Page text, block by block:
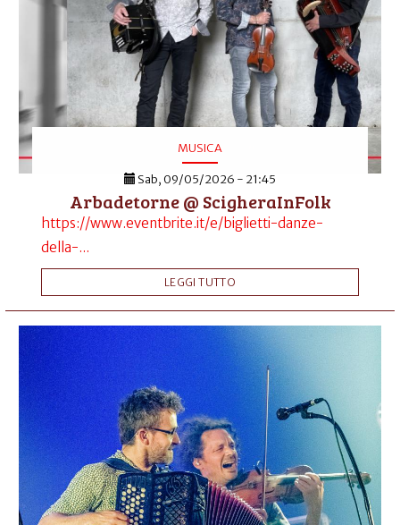
MUSICA
Sab, 09/05/2026 - 21:45
Arbadetorne @ ScigheraInFolk
https://www.eventbrite.it/e/biglietti-danze-
della-...
LEGGI TUTTO